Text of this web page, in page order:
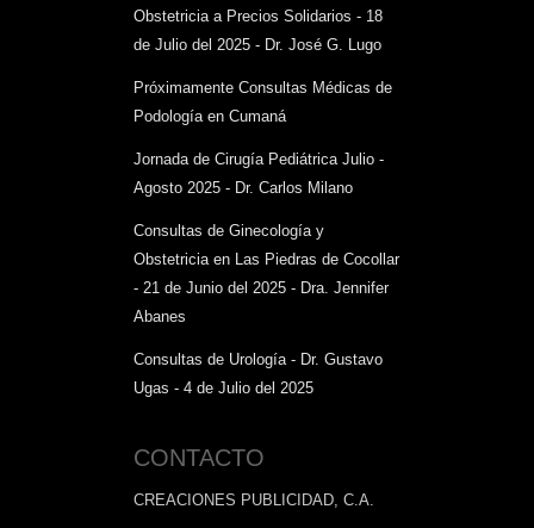
Obstetricia a Precios Solidarios - 18
de Julio del 2025 - Dr. José G. Lugo
Próximamente Consultas Médicas de
Podología en Cumaná
Jornada de Cirugía Pediátrica Julio -
Agosto 2025 - Dr. Carlos Milano
Consultas de Ginecología y
Obstetricia en Las Piedras de Cocollar
- 21 de Junio del 2025 - Dra. Jennifer
Abanes
Consultas de Urología - Dr. Gustavo
Ugas - 4 de Julio del 2025
CONTACTO
CREACIONES PUBLICIDAD, C.A.